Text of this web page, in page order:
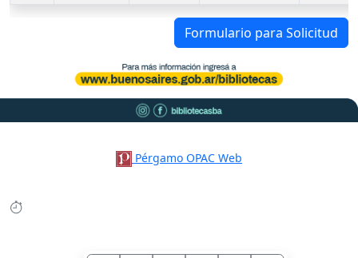
Formulario para Solicitud
Pérgamo OPAC Web